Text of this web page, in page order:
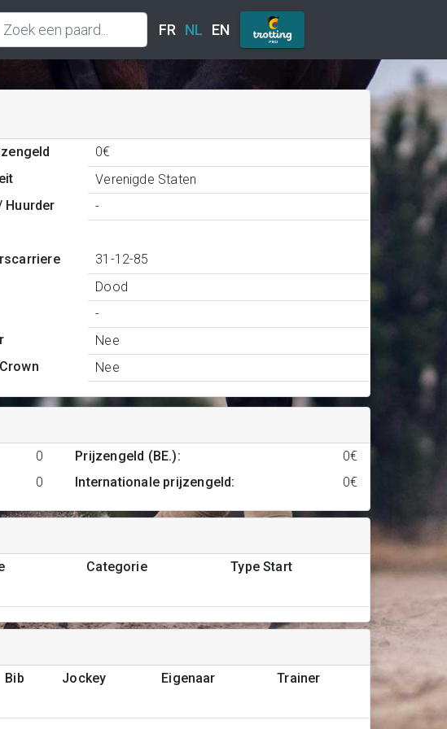
FR NL EN
0€
Verenigde Staten
Huurder
-
31-12-85
Dood
-
Nee
Nee
0
0
Prijzengeld (BE.):
0€
Internationale prijzengeld: 0€
Categorie
Type Start
Bib Jockey Eigenaar
Trainer